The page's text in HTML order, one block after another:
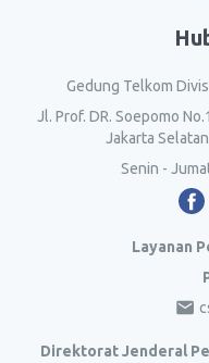
Gedung Telkom
Jl. Prof. DR. Soepomo
Jakarta
Senin -
Layanan
Direktorat Jenderal